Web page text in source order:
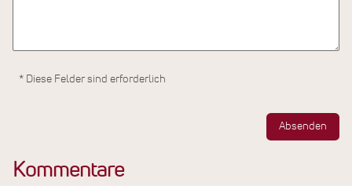
* Diese Felder sind erforderlich
Absenden
Kommentare